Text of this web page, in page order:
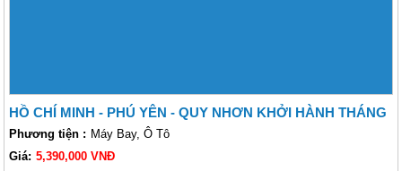
HỒ CHÍ MINH - PHÚ YÊN - QUY NHƠN KHỞI HÀNH THÁNG
Phương tiện : Máy Bay, Ô Tô
Giá: 5,390,000 VNĐ